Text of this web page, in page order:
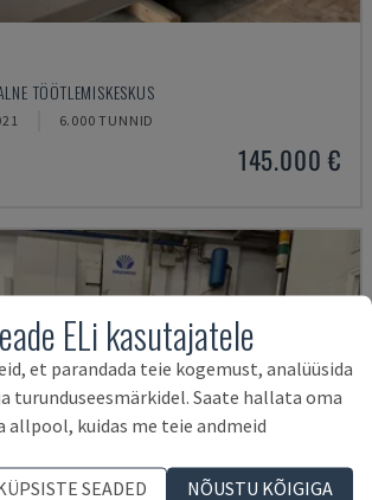
TÖÖTLEMISKESKUS
6.000 TUNNID
145.000 €
ELi kasutajatele
et parandada teie kogemust, analüüsida
turunduseesmärkidel. Saate hallata oma
allpool, kuidas me teie andmeid
SEADED
NÕUSTU KÕIGIGA